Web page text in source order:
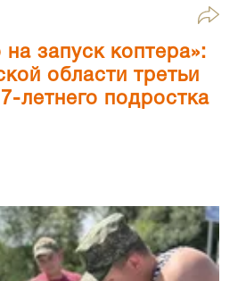
запуск коптера»:
области третьи
летнего подростка